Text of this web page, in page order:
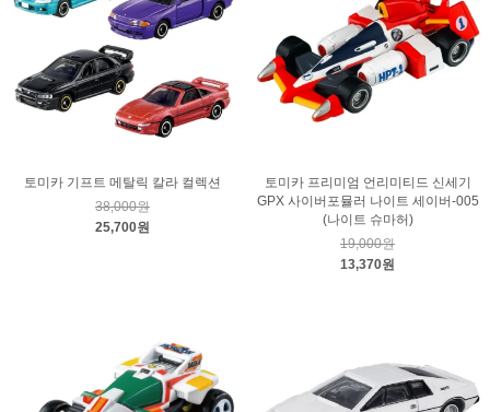
토미카 기프트 메탈릭 칼라 컬렉션
38,000원
25,700원
토미카 프리미엄 언리미티드 신세기
GPX 사이버포뮬러 나이트 세이버-005
(나이트 슈마허)
19,000원
13,370원